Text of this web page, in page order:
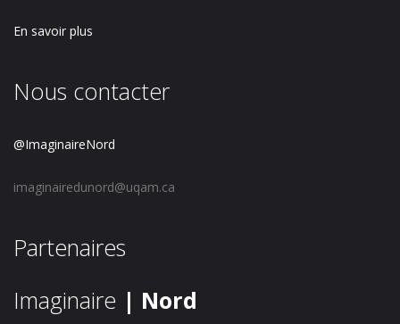
En savoir plus
Nous contacter
@ImaginaireNord
imaginairedunord@uqam.ca
Partenaires
Imaginaire | Nord